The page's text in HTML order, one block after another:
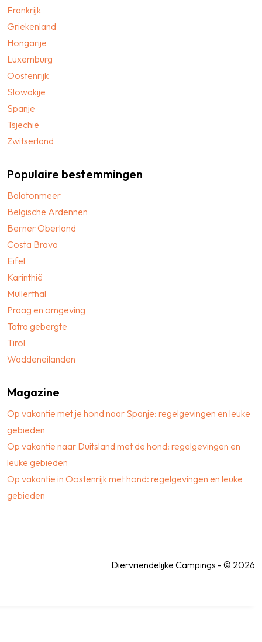
Frankrijk
Griekenland
Hongarije
Luxemburg
Oostenrijk
Slowakije
Spanje
Tsjechië
Zwitserland
Populaire bestemmingen
Balatonmeer
Belgische Ardennen
Berner Oberland
Costa Brava
Eifel
Karinthië
Müllerthal
Praag en omgeving
Tatra gebergte
Tirol
Waddeneilanden
Magazine
Op vakantie met je hond naar Spanje: regelgevingen en leuke
gebieden
Op vakantie naar Duitsland met de hond: regelgevingen en
leuke gebieden
Op vakantie in Oostenrijk met hond: regelgevingen en leuke
gebieden
Diervriendelijke Campings - © 2026